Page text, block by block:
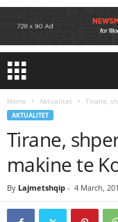
Home Aktualitet Tirane,
AKTUALITET
Tirane,
makine te
By Lajmetshqip - 4 March,